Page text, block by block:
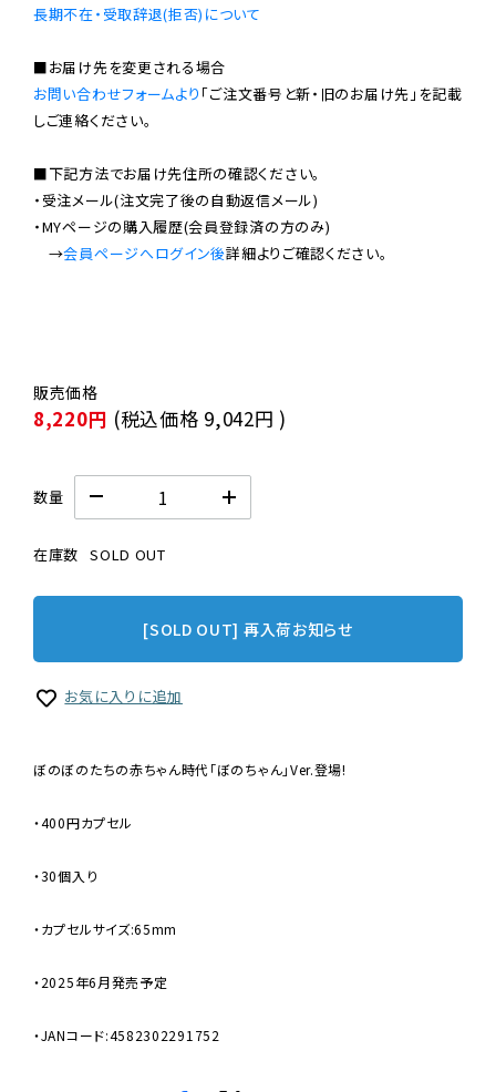
長期不在・受取辞退(拒否)について
お問い合わせフォームより 「ご注文番号と新・旧のお届け先」を記載
しご連絡ください。
■下記方法でお届け先住所の確認ください。
・受注メール(注文完了後の自動返信メール)
・MYページの購入履歴(会員登録済の方のみ)
→会員ページへログイン後
8,220円 (税込価格 9,042円 )
数量
在庫数 SOLD OUT
[SOLD OUT] 再入荷お知らせ
お気に入りに追加
ぼのぼのたちの赤ちゃん時代「ぼのちゃん」Ver.登場!
・400円カプセル
・30個入り
・カプセルサイズ:65mm
・2025年6月発売予定
・JANコード:4582302291752